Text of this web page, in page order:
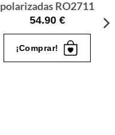
polarizadas RO2711
54.90 €
¡Comprar!